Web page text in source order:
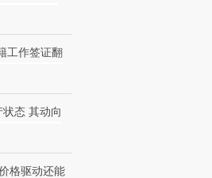
工作签证翻
态 其动向
格驱动还能